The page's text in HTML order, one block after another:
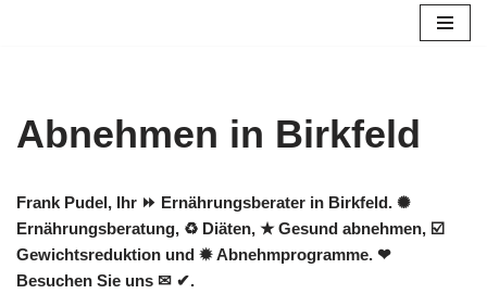
Abnehmen in Birkfeld
Frank Pudel, Ihr ⏩ Ernährungsberater in Birkfeld. ✺
Ernährungsberatung, ♻ Diäten, ★ Gesund abnehmen, ☑️
Gewichtsreduktion und ✹ Abnehmprogramme. ❤
Besuchen Sie uns ✉ ✔.